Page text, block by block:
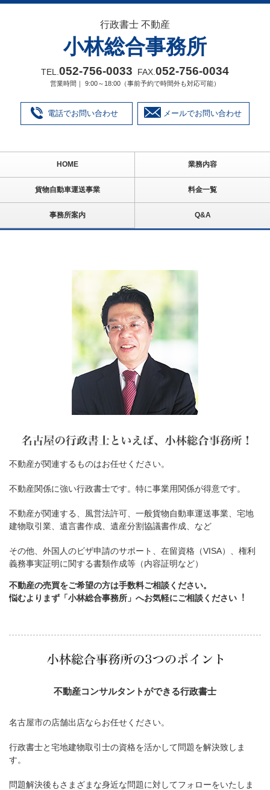
行政書士 不動産
小林総合事務所
TEL. 052‐756‐0033 FAX. 052‐756‐0034
営業時間｜ 9:00～18:00（事前予約で時間外も対応可能）
電話でお問い合わせ メールでお問い合わせ
HOME 業務内容
貨物自動車運送事業 料金一覧
事務所案内 Q&A
不動産が関連するものはお任せください。
不動産関係に強い行政書士です。特に事業用関係が得意です。
不動産が関連する、風営法許可、一般貨物自動車運送事業、宅地
建物取引業、遺言書作成、遺産分割協議書作成、など
その他、外国人のビザ申請のサポート、在留資格（VISA）、権利
義務事実証明に関する書類作成等（内容証明など）
不動産の売買をご希望の方は手数料ご相談ください。
悩むよりまず「小林総合事務所」へお気軽にご相談ください︕
不動産コンサルタントができる行政書士
名古屋市の店舗出店ならお任せください。
行政書士と宅地建物取引士の資格を活かして問題を解決致しま
す。
問題解決後もさまざまな身近な問題に対してフォローをいたしま